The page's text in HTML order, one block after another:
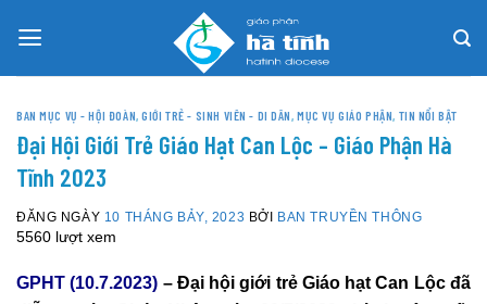
BAN MỤC VỤ - HỘI ĐOÀN,GIỚI TRẺ - SINH VIÊN - DI DÂN,MỤC VỤ GIÁO PHẬN, TIN NỔI BẬT
Đại Hội Giới Trẻ Giáo Hạt Can Lộc – Giáo Phận Hà
Tĩnh 2023
ĐĂNG NGÀY 10 THÁNG BẢY, 2023 BỞI BAN TRUYỀN THÔNG
5560 lượt xem
GPHT (10.7.2023) – Đại hội giới trẻ Giáo hạt Can Lộc đã